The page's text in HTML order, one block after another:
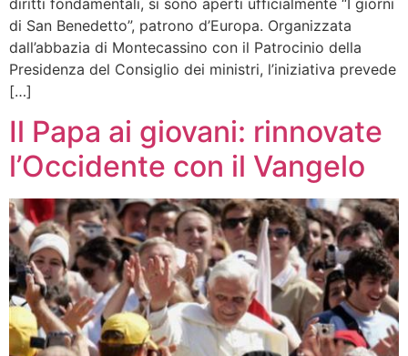
diritti fondamentali, si sono aperti ufficialmente “I giorni
di San Benedetto”, patrono d’Europa. Organizzata
dall’abbazia di Montecassino con il Patrocinio della
Presidenza del Consiglio dei ministri, l’iniziativa prevede
[…]
Il Papa ai giovani: rinnovate
l’Occidente con il Vangelo